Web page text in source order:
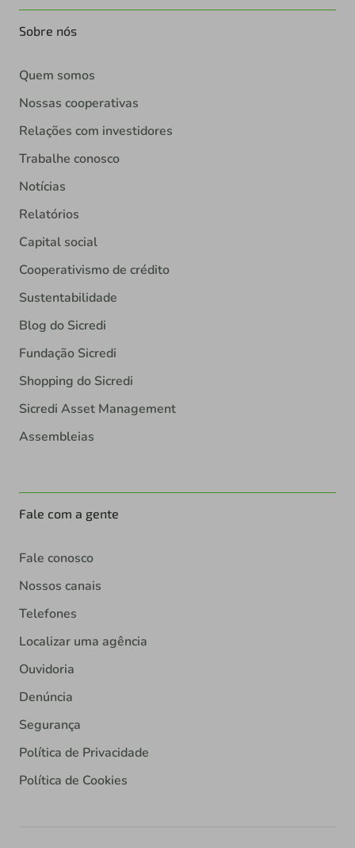
Sobre nós
Quem somos
Nossas cooperativas
Relações com investidores
Trabalhe conosco
Notícias
Relatórios
Capital social
Cooperativismo de crédito
Sustentabilidade
Blog do Sicredi
Fundação Sicredi
Shopping do Sicredi
Sicredi Asset Management
Assembleias
Fale com a gente
Fale conosco
Nossos canais
Telefones
Localizar uma agência
Ouvidoria
Denúncia
Segurança
Política de Privacidade
Política de Cookies